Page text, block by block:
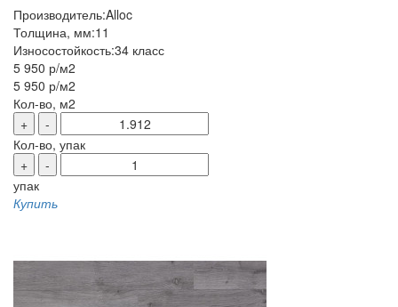
Производитель:Alloc
Толщина, мм:11
Износостойкость:34 класс
5 950 р/м2
5 950 р/м2
Кол-во, м2
+
-
Кол-во, упак
+
-
упак
Купить